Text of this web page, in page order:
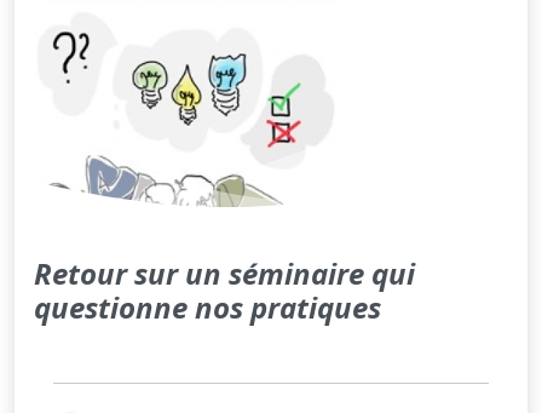
Retour sur un séminaire qui
questionne nos pratiques